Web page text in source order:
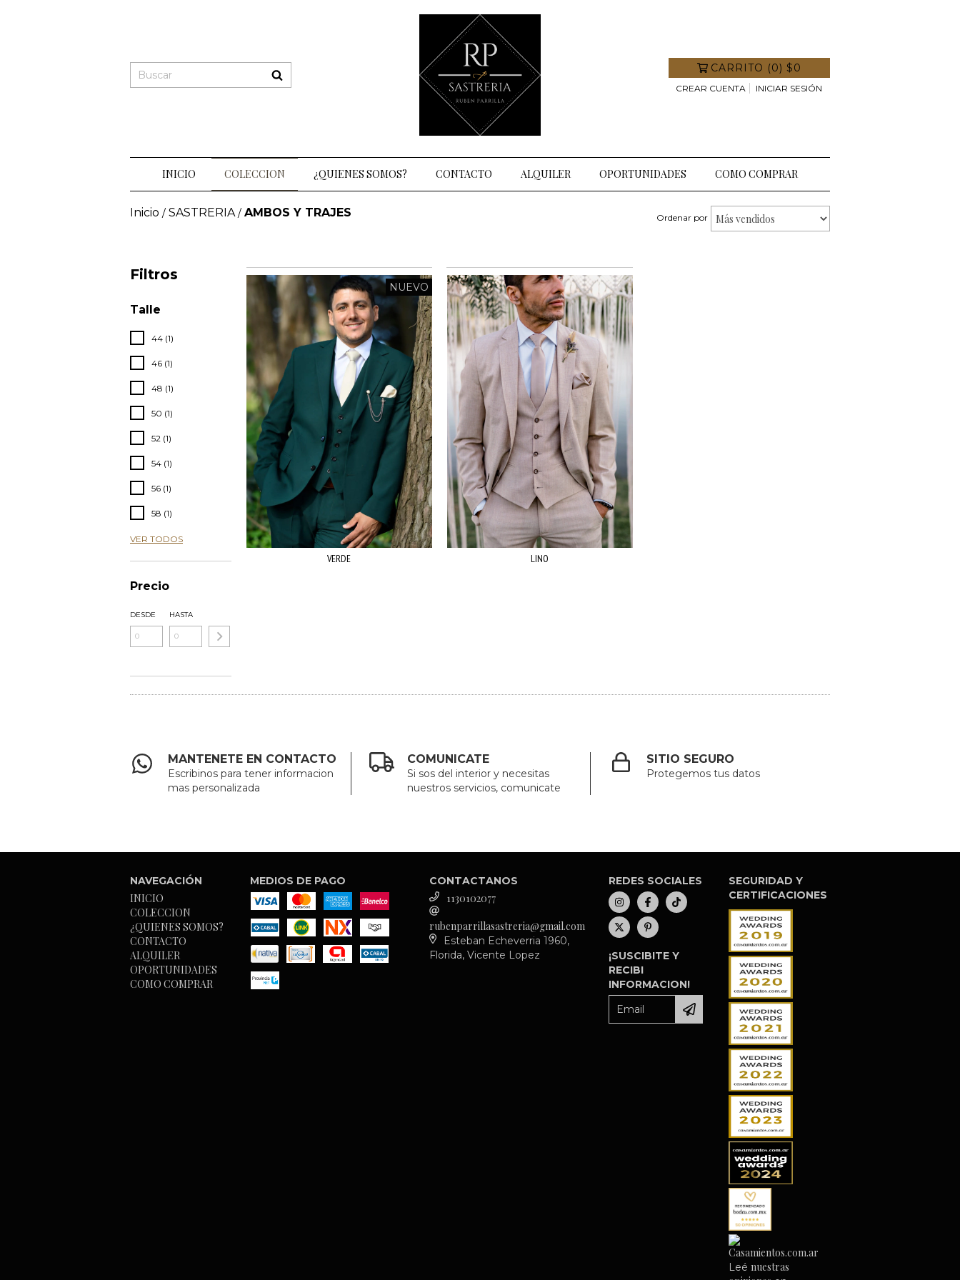
CARRITO (0) $0
CREAR CUENTA INICIAR SESIÓN
INICIO COLECCION ¿QUIENES SOMOS? CONTACTO ALQUILER OPORTUNIDADES COMO COMPRAR
Inicio / SASTRERIA / AMBOS Y TRAJES Ordenar por
Filtros
Talle
44 (1)
46 (1)
48 (1)
50 (1)
52 (1)
54 (1)
56 (1)
58 (1)
VER TODOS
Precio
DESDE HASTA
NUEVO
VERDE LINO
MANTENETE EN CONTACTO
Escribinos para tener informacion
mas personalizada
COMUNICATE
Si sos del interior y necesitas
nuestros servicios, comunicate
SITIO SEGURO
Protegemos tus datos
NAVEGACIÓN
INICIO
COLECCION
¿QUIENES SOMOS?
CONTACTO
ALQUILER
OPORTUNIDADES
COMO COMPRAR
MEDIOS DE PAGO CONTACTANOS
1130102077
rubenparrillasastreria@gmail.com
Esteban Echeverria 1960,
Florida, Vicente Lopez
REDES SOCIALES
¡SUSCIBITE Y
RECIBI
INFORMACION!
SEGURIDAD Y
CERTIFICACIONES
Leé nuestras